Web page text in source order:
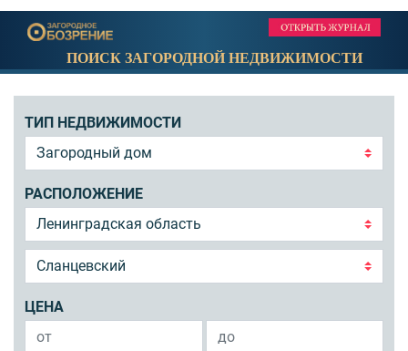
ПОИСК ЗАГОРОДНОЙ НЕДВИЖИМОСТИ
ТИП НЕДВИЖИМОСТИ
РАСПОЛОЖЕНИЕ
ЦЕНА